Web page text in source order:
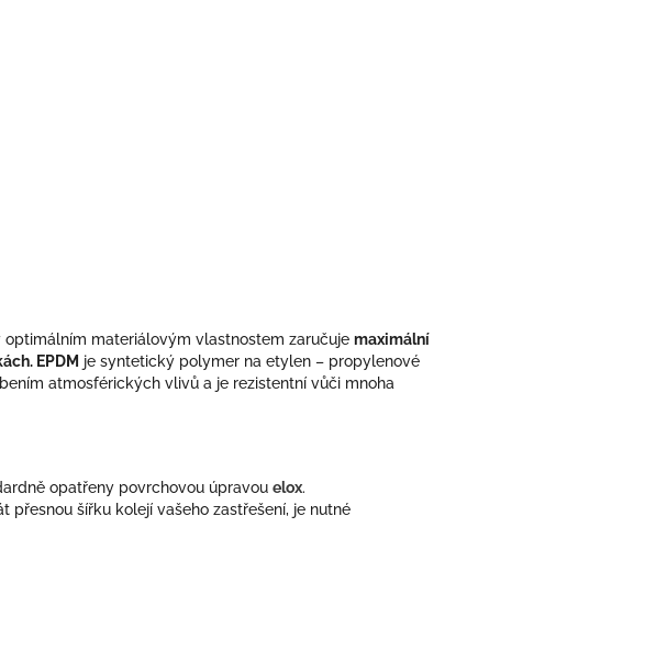
optimálním materiálovým vlastnostem zaručuje maximální
EPDM je syntetický polymer na etylen – propylenové
atmosférických vlivů a je rezistentní vůči mnoha
opatřeny povrchovou úpravou elox.
šířku kolejí vašeho zastřešení, je nutné